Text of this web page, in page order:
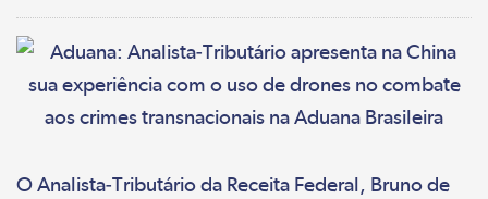
O Analista-Tributário da Receita Federal, Bruno de